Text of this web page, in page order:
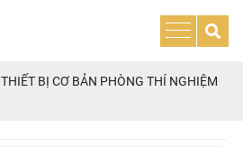
THIẾT BỊ CƠ BẢN PHÒNG THÍ NGHIỆM